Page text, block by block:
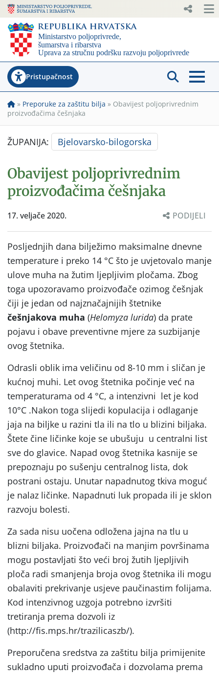
Pristupačnost
» Preporuke za zaštitu bilja » Obavijest poljoprivrednim
proizvođačima češnjaka
ŽUPANIJA: Bjelovarsko-bilogorska
Obavijest poljoprivrednim
proizvođačima češnjaka
17. veljače 2020. PODIJELI
Posljednjih dana bilježimo maksimalne dnevne
temperature i preko 14 °C što je uvjetovalo manje
ulove muha na žutim ljepljivim pločama. Zbog
toga upozoravamo proizvođače ozimog češnjak
čiji je jedan od najznačajnijih štetnike
češnjakova muha (Helomyza lurida) da prate
pojavu i obave preventivne mjere za suzbijanje
ovog štetnika.
Odrasli oblik ima veličinu od 8-10 mm i sličan je
kućnoj muhi. Let ovog štetnika počinje već na
temperaturama od 4 °C, a intenzivni let je kod
10°C .Nakon toga slijedi kopulacija i odlaganje
jaja na biljke u razini tla ili na tlo u blizini biljaka.
Štete čine ličinke koje se ubušuju u centralni list
sve do glavice. Napad ovog štetnika kasnije se
prepoznaju po sušenju centralnog lista, dok
postrani ostaju. Unutar napadnutog tkiva moguć
je nalaz ličinke. Napadnuti luk propada ili je sklon
razvoju bolesti.
Za sada nisu uočena odložena jajna na tlu u
blizni biljaka. Proizvođači na manjim površinama
mogu postavljati što veći broj žutih ljepljivih
ploča radi smanjenja broja ovog štetnika ili mogu
obalaviti prekrivanje usjeve paučinastim folijama.
Kod intenzivnog uzgoja potrebno izvršiti
tretiranja prema dozvoli iz
(http://fis.mps.hr/trazilicaszb/).
Preporučena sredstva za zaštitu bilja primijenite
sukladno uputi proizvođača i dozvolama prema